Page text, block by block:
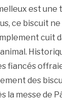
est une
ce biscuit
cuit
fiancés
des
la messe de